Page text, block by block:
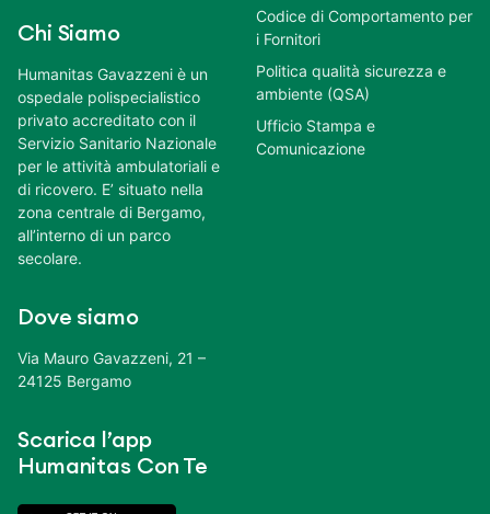
Chi Siamo
Humanitas Gavazzeni è un
ospedale polispecialistico
privato accreditato con il
Servizio Sanitario Nazionale
per le attività ambulatoriali e
di ricovero. E’ situato nella
zona centrale di Bergamo,
all’interno di un parco
secolare.
Dove siamo
Via Mauro Gavazzeni, 21 –
24125 Bergamo
Scarica l’app
Humanitas Con Te
Codice di Comportamento per
i Fornitori
Politica qualità sicurezza e
ambiente (QSA)
Ufficio Stampa e
Comunicazione